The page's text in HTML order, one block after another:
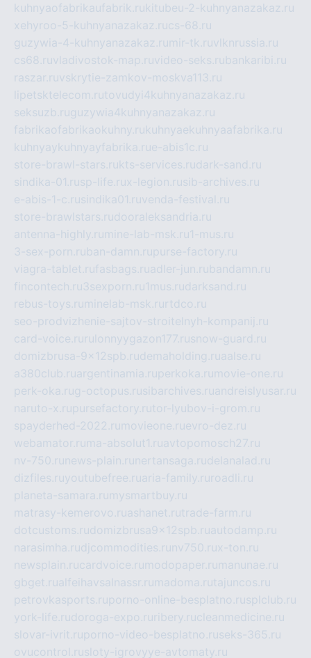
kuhnyaofabrikaufabrik.rukitubeu-2-kuhnyanazakaz.ru
xehyroo-5-kuhnyanazakaz.rucs-68.ru
guzywia-4-kuhnyanazakaz.ru mir-tk.ruvlknrussia.ru
cs68.ruvladivostok-map.ruvideo-seks.rubankaribi.ru
raszar.ruvskrytie-zamkov-moskva113.ru
lipetsktelecom.rutovudyi4kuhnyanazakaz.ru
seksuzb.ruguzywia4kuhnyanazakaz.ru
fabrikaofabrikaokuhny.rukuhnyaekuhnyaafabrika.ru
kuhnyaykuhnyayfabrika.rue-abis1c.ru
store-brawl-stars.rukts-services.rudark-sand.ru
sindika-01.rusp-life.rux-legion.rusib-archives.ru
e-abis-1-c.rusindika01.ruvenda-festival.ru
store-brawlstars.rudooraleksandria.ru
antenna-highly.ru mine-lab-msk.ru1-mus.ru
3-sex-porn.ruban-damn.rupurse-factory.ru
viagra-tablet.rufasbags.ruadler-jun.rubandamn.ru
fincontech.ru3sexporn.ru1mus.rudarksand.ru
rebus-toys.ru minelab-msk.ru rtdco.ru
seo-prodvizhenie-sajtov-stroitelnyh-kompanij.ru
card-voice.ru rulonnyygazon177.rusnow-guard.ru
domizbrusa-9x12spb.rudemaholding.ruaalse.ru
a380club.ruargentinamia.ruperkoka.ru movie-one.ru
perk-oka.rug-octopus.rusibarchives.ruandreislyusar.ru
naruto-x.rupursefactory.rutor-lyubov-i-grom.ru
spayderhed-2022.ru movieone.ruevro-dez.ru
webamator.ru ma-absolut1.ruavtopomosch27.ru
nv-750.ru news-plain.ru nertansaga.rudelanalad.ru
dizfiles.ruyoutubefree.ruaria-family.ru roadli.ru
planeta-samara.ru mysmartbuy.ru
matrasy-kemerovo.ruashanet.rutrade-farm.ru
dotcustoms.rudomizbrusa9x12spb.ruautodamp.ru
narasimha.rudjcommodities.ru nv750.rux-ton.ru
newsplain.rucardvoice.ru modopaper.ru manunae.ru
gbget.rualfeihavsalnassr.ru madoma.rutajuncos.ru
petrovkasports.ruporno-online-besplatno.rusplclub.ru
york-life.rudoroga-expo.ru ribery.rucleanmedicine.ru
slovar-ivrit.ruporno-video-besplatno.ruseks-365.ru
ovucontrol.rusloty-igrovyye-avtomaty.ru